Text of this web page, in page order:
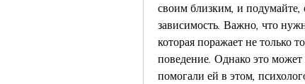
своим близким, и подумайте,
зависимость. Важно, что
которая поражает не только
поведение. Однако это
помогали ей в этом,